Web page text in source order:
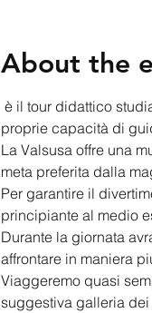
About the
proprie capacità di
La Valsusa offre una
meta preferita dalla
Per garantire il
principiante al medio
Durante la giornata
affrontare in maniera
Viaggeremo quasi
suggestiva galleria dei